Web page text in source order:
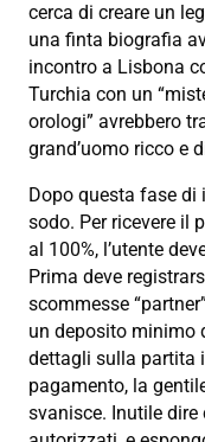
cerca di creare un
una finta biografia
incontro a Lisbona
Turchia con un
orologi” avrebbero
grand’uomo ricco e
Dopo questa fase di
sodo. Per ricevere il
al 100%, l’utente
Prima deve
scommesse
un deposito minimo
dettagli sulla partita
pagamento, la
svanisce. Inutile